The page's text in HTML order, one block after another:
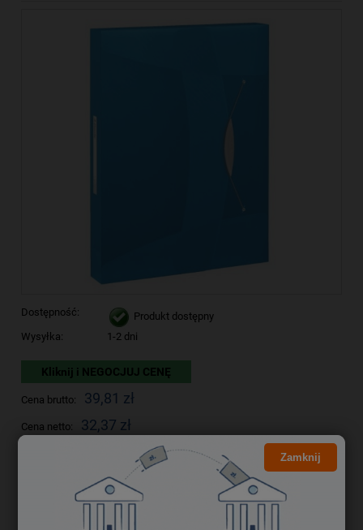
Dostępność:
Produkt dostępny
Wysyłka:
1-2 dni
Kliknij i NEGOCJUJ CENĘ
Cena brutto: 39,81 zł
Cena netto: 32,37 zł
do koszyka
Zamknij